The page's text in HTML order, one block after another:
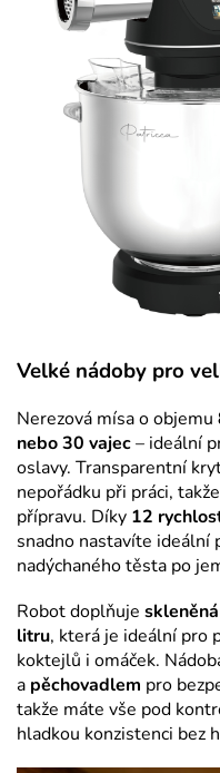
Velké nádoby pro
Nerezová mísa o objemu
nebo 30 vajec– ideální
oslavy. Transparentní
nepořádku při práci,
přípravu. Díky 12
snadno nastavíte ideální
nadýchaného těsta po
Robot doplňuje
litru, která je ideální pro
koktejlů i omáček.
a pěchovadlem pro
takže máte vše pod
hladkou konzistenci bez